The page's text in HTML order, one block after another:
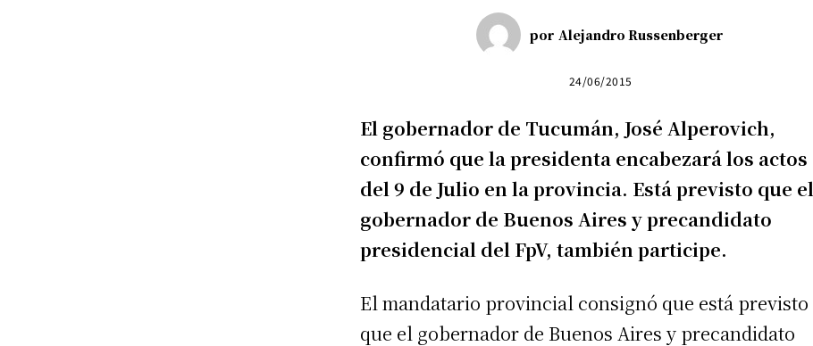
por Alejandro Russenberger
24/06/2015
El gobernador de Tucumán, José Alperovich,
confirmó que la presidenta encabezará los actos
del 9 de Julio en la provincia. Está previsto que el
gobernador de Buenos Aires y precandidato
presidencial del FpV, también participe.
El mandatario provincial consignó que está previsto
que el gobernador de Buenos Aires y precandidato